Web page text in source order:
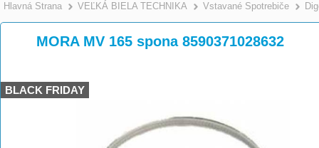
Hlavná Strana >
VEĽKÁ BIELA TECHNIKA >
Vstavané Spotrebiče
MORA MV 165 spona 8590371028632
BLACK FRIDAY